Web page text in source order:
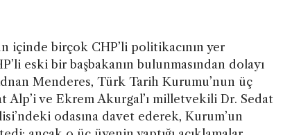
içinde birçok CHP’li politikacının yer
eski bir başbakanın bulunmasından dolayı
Menderes, Türk Tarih Kurumu’nun üç
Alp’i ve Ekrem Akurgal’ı milletvekili Dr. Sedat
odasına davet ederek, Kurum’un